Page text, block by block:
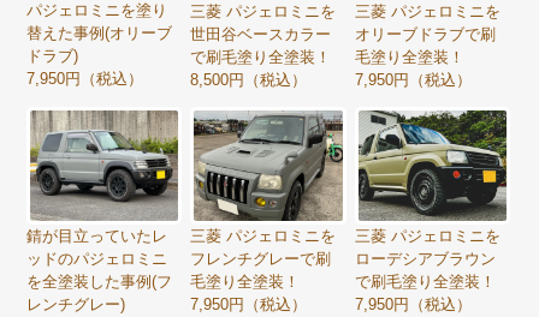
パジェロミニを塗り
替えた事例(オリーブ
ドラブ)
7,950円（税込）
三菱 パジェロミニを
世田谷ベースカラー
で刷毛塗り全塗装！
8,500円（税込）
三菱 パジェロミニを
オリーブドラブで刷
毛塗り全塗装！
7,950円（税込）
錆が目立っていたレ
ッドのパジェロミニ
を全塗装した事例(フ
レンチグレー)
三菱 パジェロミニを
フレンチグレーで刷
毛塗り全塗装！
7,950円（税込）
三菱 パジェロミニを
ローデシアブラウン
で刷毛塗り全塗装！
7,950円（税込）